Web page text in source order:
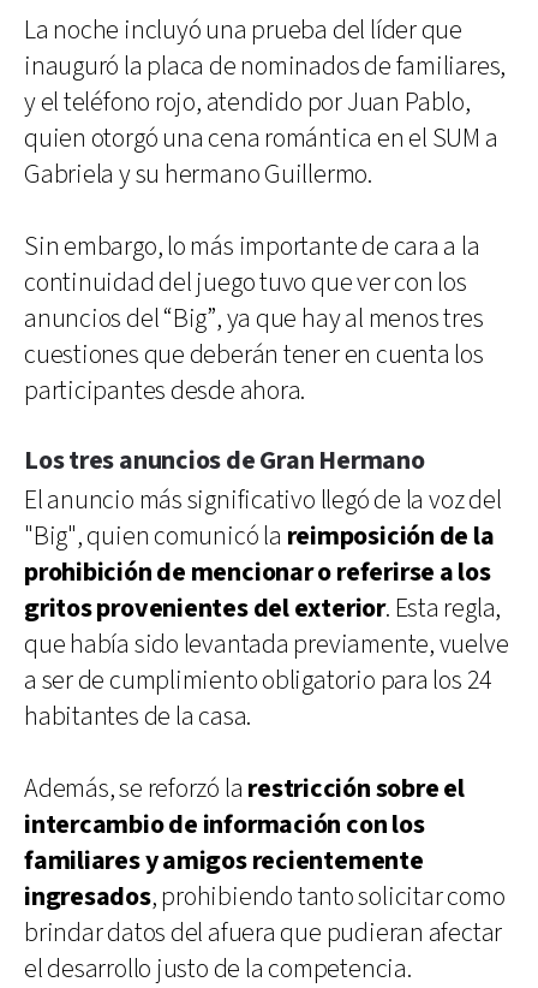
La noche incluyó una prueba del líder que
inauguró la placa de nominados de familiares,
y el teléfono rojo, atendido por Juan Pablo,
quien otorgó una cena romántica en el SUM a
Gabriela y su hermano Guillermo.
Sin embargo, lo más importante de cara a la
continuidad del juego tuvo que ver con los
anuncios del “Big”, ya que hay al menos tres
cuestiones que deberán tener en cuenta los
participantes desde ahora.
Los tres anuncios de Gran Hermano
El anuncio más significativo llegó de la voz del
"Big", quien comunicó la reimposición de la
prohibición de mencionar o referirse a los
gritos provenientes del exterior. Esta regla,
que había sido levantada previamente, vuelve
a ser de cumplimiento obligatorio para los 24
habitantes de la casa.
Además, se reforzó la restricción sobre el
intercambio de información con los
familiares y amigos recientemente
ingresados, prohibiendo tanto solicitar como
brindar datos del afuera que pudieran afectar
el desarrollo justo de la competencia.